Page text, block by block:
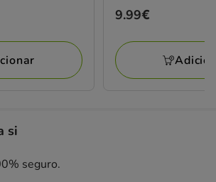
Preço
9.99€
si
seguro.